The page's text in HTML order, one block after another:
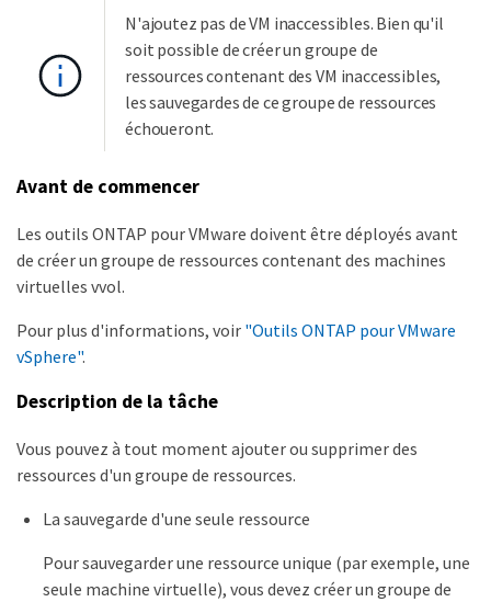
N'ajoutez pas de VM inaccessibles. Bien qu'il
soit possible de créer un groupe de
ressources contenant des VM inaccessibles,
les sauvegardes de ce groupe de ressources
échoueront.
Avant de commencer
Les outils ONTAP pour VMware doivent être déployés avant
de créer un groupe de ressources contenant des machines
virtuelles vvol.
Pour plus d'informations, voir "Outils ONTAP pour VMware
vSphere".
Description de la tâche
Vous pouvez à tout moment ajouter ou supprimer des
ressources d'un groupe de ressources.
La sauvegarde d'une seule ressource
Pour sauvegarder une ressource unique (par exemple, une
seule machine virtuelle), vous devez créer un groupe de